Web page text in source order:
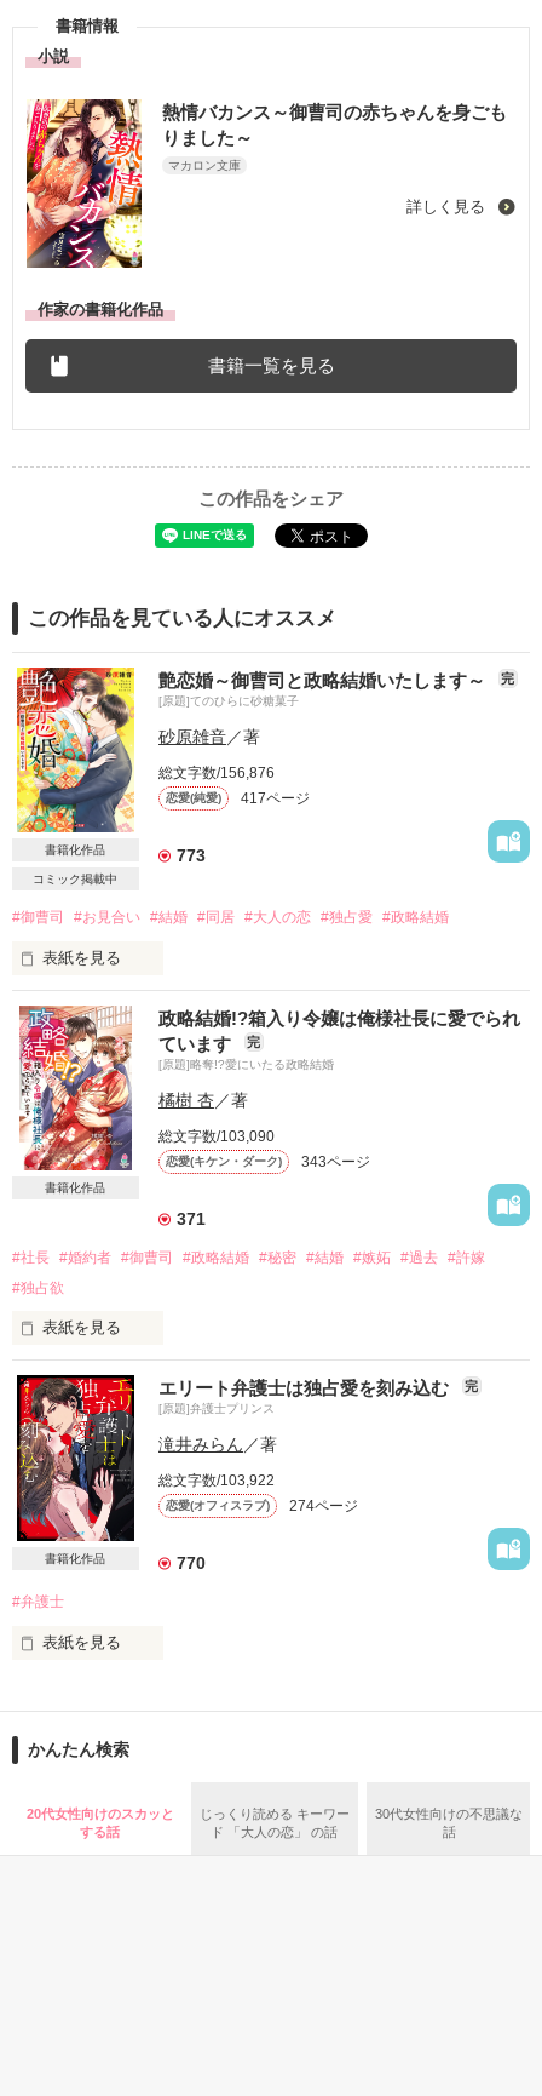
書籍情報
小説
熱情バカンス～御曹司の赤ちゃんを身ごも
りました～
マカロン文庫
詳しく見る
作家の書籍化作品
書籍一覧を見る
この作品をシェア
この作品を見ている人にオススメ
書籍化作品
コミック掲載中
艶恋婚～御曹司と政略結婚いたします～ 完
[原題]てのひらに砂糖菓子
砂原雑音／著
総文字数/156,876
恋愛(純愛) 417ページ
773
#御曹司 #お見合い #結婚 #同居 #大人の恋 #独占愛 #政略結婚
表紙を見る
老舗和菓子屋の箱入り（？）娘×洋菓子メーカー御曹司
結婚が決まりました
さあ恋を始めましょう
「今日から君は俺のものだ」
そう言って彼が差し出したのは
両手いっぱいの薔薇の花束と光輝く婚約指輪
いいでしょう
お受けします
その代わり私の実家を守ってください
御曹司と私の甘い策略同居生活はじまります
ころころころ
その手のひらで転がる私は
あなたの何になれますか
書籍化作品
政略結婚!?箱入り令嬢は俺様社長に愛でられ
ています
完
[原題]略奪!?愛にいたる政略結婚
橘樹 杏／著
総文字数/103,090
恋愛(キケン・ダーク) 343ページ
371
#社長 #婚約者 #御曹司 #政略結婚 #秘密 #結婚 #嫉妬 #過去 #許嫁
#独占欲
表紙を見る
生まれた瞬間から相手は決まっていた
「私、もうすぐ結婚するんです」
どうせ摘み取る運命なら
はじめから咲かせたくないのに
それ以上、近づかないで
ホワイトモール株式会社
代表取締役社長
鷹野 迅（30）
書籍化作品
エリート弁護士は独占愛を刻み込む 完
[原題]弁護士プリンス
滝井みらん／著
総文字数/103,922
恋愛(オフィスラブ) 274ページ
770
#弁護士
表紙を見る
    宝生弁護士事務所で秘書
×
☆黒瀬 恭吾(くろせ きょうご)     32歳
    弁護士
かんたん検索
20代女性向けのスカッと
する話
じっくり読める キーワー
ド 「大人の恋」 の話
30代女性向けの不思議な
話